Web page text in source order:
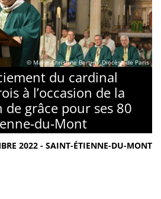
© Marie-Christine Bertin / Diocèse de Paris
du cardinal
à l’occasion de la
de grâce pour ses 80
du-Mont
2022 - SAINT-ÉTIENNE-DU-MONT